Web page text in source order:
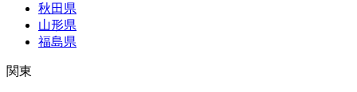
秋田県
山形県
福島県
関東